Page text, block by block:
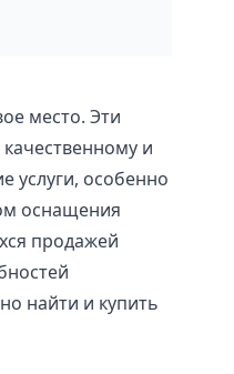
место. Эти
и
услуги, особенно
оснащения
продажей
найти и купить